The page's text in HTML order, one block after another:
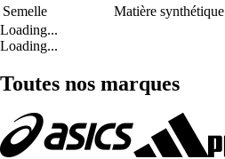
Semelle
Matière synthétique
Loading...
Loading...
Toutes nos marques